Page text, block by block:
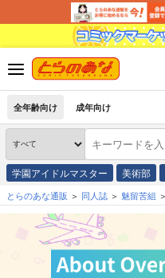
全年齢向け 成年向け
学園アイドルマスター 美術部
とらのあな通販 同人誌 魅留苦組